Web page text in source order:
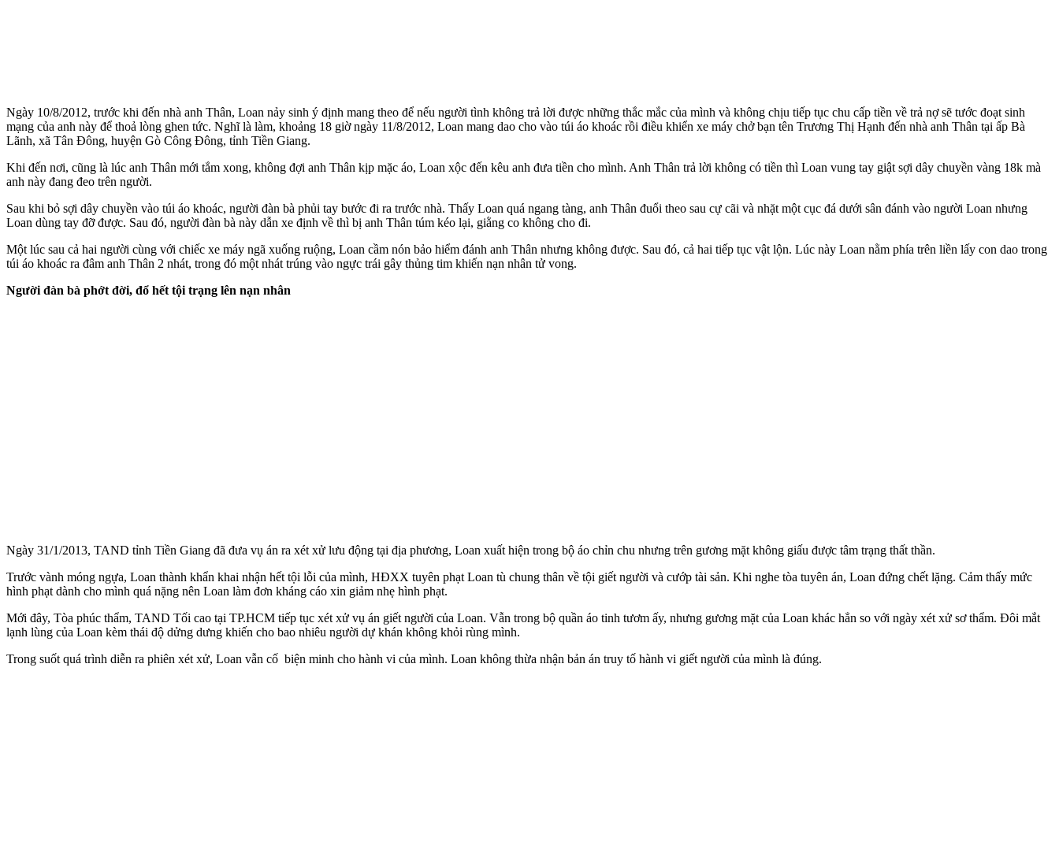
Ngày 10/8/2012, trước khi đến nhà anh Thân, Loan nảy sinh ý định mang theo để nếu ngư‌ời tìn‌h không trả lời được những thắc mắc của mình và không chịu tiếp tục chu cấp tiền về trả nợ sẽ tước đoạt sinh
mạng của anh này để thoả lòng ghen tức. Nghĩ là làm, khoảng 18 giờ ngày 11/8/2012, Loan mang dao cho vào túi áo khoác rồi điều khiển xe máy chở bạn tên Trương Thị Hạnh đến nhà anh Thân tại ấp Bà
Lãnh, xã Tân Đông, huyện Gò Công Đông, tỉnh Tiền Giang.
Khi đến nơi, cũng là lúc anh Thân mới tắm xong, không đợi anh Thân kịp mặc áo, Loan xộc đến kêu anh đưa tiền cho mình. Anh Thân trả lời không có tiền thì Loan vung tay giật sợi dây chuyền vàng 18k mà
anh này đang đeo trên người.
Sau khi bỏ sợi dây chuyền vào túi áo khoác, người đàn bà phủi tay bước đi ra trước nhà. Thấy Loan quá ngang tàng, anh Thân đuổi theo sau cự cãi và nhặt một cục đá dưới sân đánh vào người Loan nhưng
Loan dùng tay đỡ được. Sau đó, người đàn bà này dẫn xe định về thì bị anh Thân túm kéo lại, giằng co không cho đi.
Một lúc sau cả hai người cùng với chiếc xe máy ngã xuống ruộng, Loan cầm nón bảo hiểm đánh anh Thân nhưng không được. Sau đó, cả hai tiếp tục vật lộn. Lúc này Loan nằm phía trên liền lấy con dao trong
túi áo khoác ra đâm anh Thân 2 nhát, trong đó một nhát trúng vào ngực trái gây thủng tim khiến nạn nhân t‌ử von‌g.
Người đàn bà phớt đời, đổ hết tội trạng lên nạn nhân
Ngày 31/1/2013, TAND tỉnh Tiền Giang đã đưa vụ án ra xét xử lưu động tại địa phương, Loan xuất hiện trong bộ áo chỉn chu nhưng trên gương mặt không giấu được tâm trạng thất thần.
Trước vành móng ngựa, Loan thành khẩn khai nhận hết tội lỗi của mình, HĐXX tuyên phạt Loan tù chung thân về tội giết người và cướp tài sản. Khi nghe tòa tuyên án, Loan đứng chết lặng. Cảm thấy mức
hình phạt dành cho mình quá nặng nên Loan làm đơn kháng cáo xin giảm nhẹ hình phạt.
Mới đây, Tòa phúc thẩm, TAND Tối cao tại TP.HCM tiếp tục xét xử vụ án giết người của Loan. Vẫn trong bộ quần áo tinh tươm ấy, nhưng gương mặt của Loan khác hẳn so với ngày xét xử sơ thẩm. Đôi mắt
lạnh lùng của Loan kèm thái độ dửng dưng khiến cho bao nhiêu người dự khán không khỏi rùng mình.
Trong suốt quá trình diễn ra phiên xét xử, Loan vẫn cố biện minh cho hành vi của mình. Loan không thừa nhận bản án truy tố hành vi giết người của mình là đúng.